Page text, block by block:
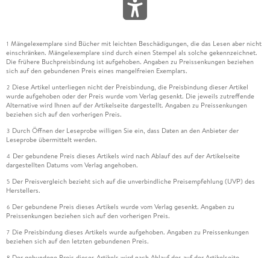
1 Mängelexemplare sind Bücher mit leichten Beschädigungen, die das Lesen aber nicht
einschränken. Mängelexemplare sind durch einen Stempel als solche gekennzeichnet.
Die frühere Buchpreisbindung ist aufgehoben. Angaben zu Preissenkungen beziehen
sich auf den gebundenen Preis eines mangelfreien Exemplars.
2 Diese Artikel unterliegen nicht der Preisbindung, die Preisbindung dieser Artikel
wurde aufgehoben oder der Preis wurde vom Verlag gesenkt. Die jeweils zutreffende
Alternative wird Ihnen auf der Artikelseite dargestellt. Angaben zu Preissenkungen
beziehen sich auf den vorherigen Preis.
3 Durch Öffnen der Leseprobe willigen Sie ein, dass Daten an den Anbieter der
Leseprobe übermittelt werden.
4 Der gebundene Preis dieses Artikels wird nach Ablauf des auf der Artikelseite
dargestellten Datums vom Verlag angehoben.
5 Der Preisvergleich bezieht sich auf die unverbindliche Preisempfehlung (UVP) des
Herstellers.
6 Der gebundene Preis dieses Artikels wurde vom Verlag gesenkt. Angaben zu
Preissenkungen beziehen sich auf den vorherigen Preis.
7 Die Preisbindung dieses Artikels wurde aufgehoben. Angaben zu Preissenkungen
beziehen sich auf den letzten gebundenen Preis.